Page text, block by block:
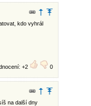
kdo vyhrál
+2 0
na další dny